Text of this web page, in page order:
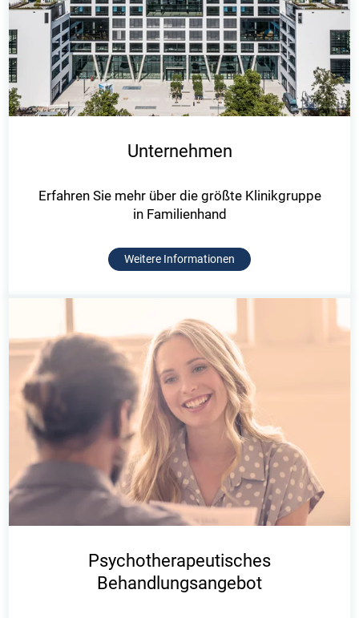
Unternehmen
Erfahren Sie mehr über die größte Klinikgruppe
in Familienhand
Weitere Informationen
Psychotherapeutisches
Behandlungsangebot